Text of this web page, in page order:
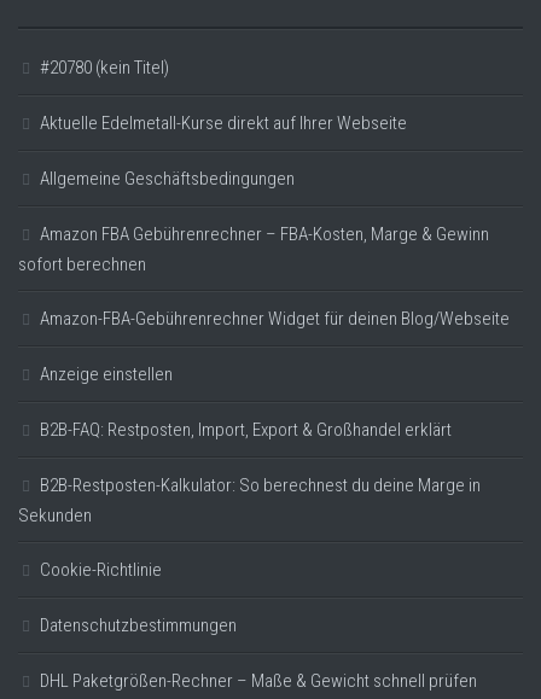
#20780 (kein Titel)
Aktuelle Edelmetall-Kurse direkt auf Ihrer Webseite
Allgemeine Geschäftsbedingungen
Amazon FBA Gebührenrechner – FBA-Kosten, Marge & Gewinn
sofort berechnen
Amazon-FBA-Gebührenrechner Widget für deinen Blog/Webseite
Anzeige einstellen
B2B-FAQ: Restposten, Import, Export & Großhandel erklärt
B2B-Restposten-Kalkulator: So berechnest du deine Marge in
Sekunden
Cookie-Richtlinie
Datenschutzbestimmungen
DHL Paketgrößen-Rechner – Maße & Gewicht schnell prüfen